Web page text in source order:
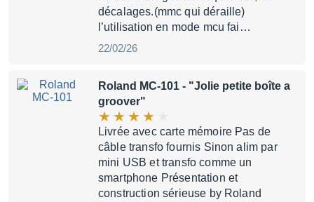
décalages.(mmc qui déraille)
l’utilisation en mode mcu fai…
22/02/26
Roland MC-101 - "Jolie petite boîte a
groover"
Livrée avec carte mémoire Pas de
câble transfo fournis Sinon alim par
mini USB et transfo comme un
smartphone Présentation et
construction sérieuse by Roland